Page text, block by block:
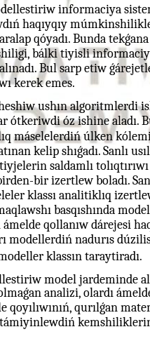
informaciya
haqıyqıy
qóyadı. Bunda
bálki tiyisli
Bul sarp etiw
kerek emes.
ushın algoritmlerdi
óz ishine aladı.
máselelerdiń úlken
kelip shıǵadı. Sanlı
saldamlı
bir izertlew boladı.
klassı analitiklıq
basqıshında
qollanıw dárejesi
modellerdiń nadurıs
klassın taraytiradı.
model jardeminde
analizi, olardı
qoyılıwınıń, qurılǵan